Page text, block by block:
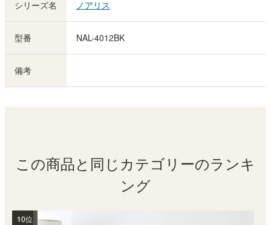
シリーズ名 ノアリス
型番 NAL-4012BK
備考
この商品と同じカテゴリーのランキ
ング
1位
2位
3位
4位
5位
6位
7位
8位
9位
10位